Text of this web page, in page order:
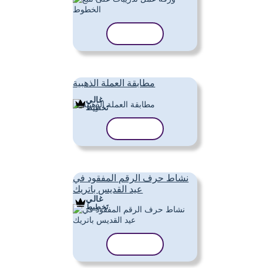
مطابقة العملة الذهبية
غالي
تَخطِيط
نشاط حرف الرقم المفقود في
عيد القديس باتريك
غالي
تَخطِيط